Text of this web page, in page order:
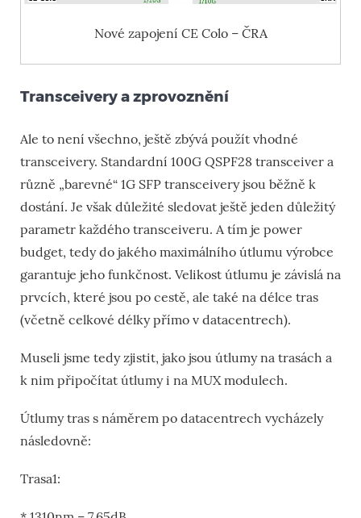
Nové zapojení CE Colo – ČRA
Transceivery a zprovoznění
Ale to není všechno, ještě zbývá použít vhodné
transceivery. Standardní 100G QSPF28 transceiver a
různě „barevné“ 1G SFP transceivery jsou běžně k
dostání. Je však důležité sledovat ještě jeden důležitý
parametr každého transceiveru. A tím je power
budget, tedy do jakého maximálního útlumu výrobce
garantuje jeho funkčnost. Velikost útlumu je závislá na
prvcích, které jsou po cestě, ale také na délce tras
(včetně celkové délky přímo v datacentrech).
Museli jsme tedy zjistit, jako jsou útlumy na trasách a
k nim připočítat útlumy i na MUX modulech.
Útlumy tras s náměrem po datacentrech vycházely
následovně:
Trasa1: